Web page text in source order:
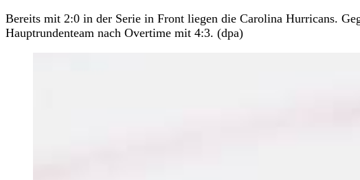
Bereits mit 2:0 in der Serie in Front liegen die Carolina Hurricans.
Hauptrundenteam nach Overtime mit 4:3. (dpa)